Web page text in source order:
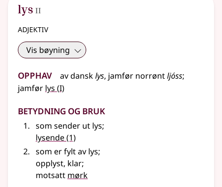
lys 2
II
adjektiv
Vis bøyning
Opphav av dansklys, jamfør norrøntljóss;
jamfør lys (1
I)
Betydning og bruk
som sender ut lys;
lysende(1)
som er fylt av lys;
opplyst, klar;
motsatt mørk